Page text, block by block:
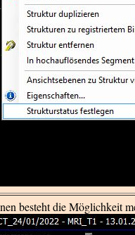
besteht die Möglichkeit